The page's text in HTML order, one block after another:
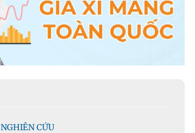
NGHIÊN CỨU